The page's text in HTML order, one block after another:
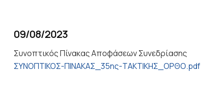
09/08/2023
Συνοπτικός Πίνακας Αποφάσεων Συνεδρίασης
ΣΥΝΟΠΤΙΚΟΣ-ΠΙΝΑΚΑΣ_35ης-ΤΑΚΤΙΚΗΣ_ΟΡΘΟ.pdf